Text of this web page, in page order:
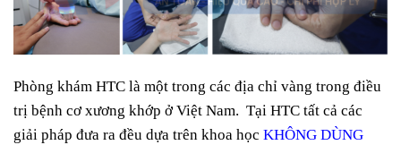
Phòng khám HTC là một trong các địa chỉ vàng trong điều
trị bệnh cơ xương khớp ở Việt Nam. Tại HTC tất cả các
giải pháp đưa ra đều dựa trên khoa học KHÔNG DÙNG